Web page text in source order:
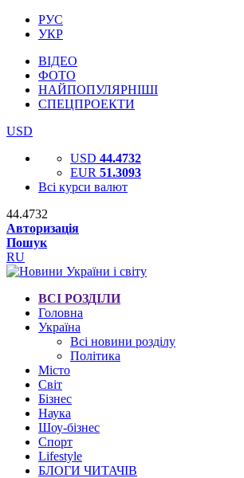
РУС
УКР
ВІДЕО
ФОТО
НАЙПОПУЛЯРНІШІ
СПЕЦПРОЕКТИ
USD
USD 44.4732
EUR 51.3093
Всі курси валют
44.4732
Авторизація
Пошук
RU
ВСІ РОЗДІЛИ
Головна
Україна
Всі новини розділу
Політика
Місто
Світ
Бізнес
Наука
Шоу-бізнес
Спорт
Lifestyle
БЛОГИ ЧИТАЧІВ